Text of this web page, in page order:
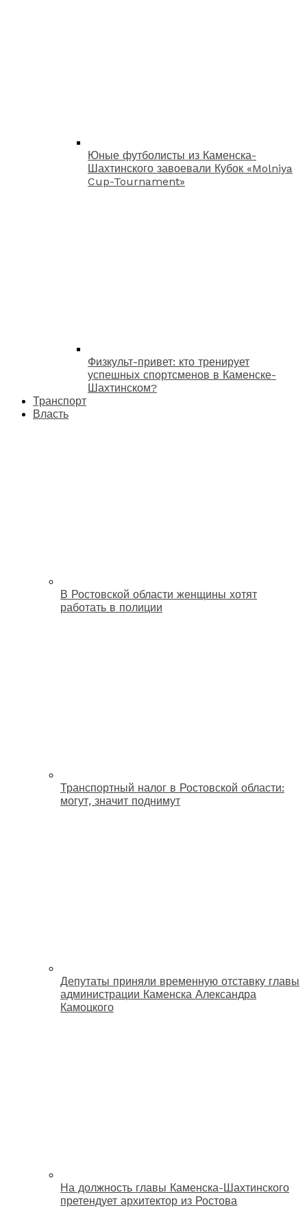
Юные футболисты из Каменска-
Шахтинского завоевали Кубок «Molniya
Cup-Tournament»
Физкульт-привет: кто тренирует
успешных спортсменов в Каменске-
Шахтинском?
Транспорт
Власть
В Ростовской области женщины хотят
работать в полиции
Транспортный налог в Ростовской области:
могут, значит поднимут
Депутаты приняли временную отставку главы
администрации Каменска Александра
Камоцкого
На должность главы Каменска-Шахтинского
претендует архитектор из Ростова